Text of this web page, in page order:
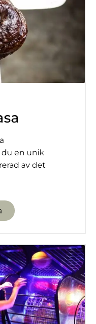
du en unik
av det